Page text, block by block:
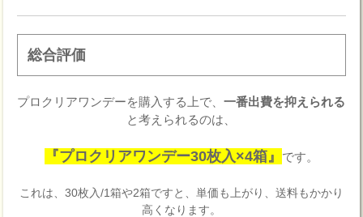
総合評価
プロクリアワンデーを購入する上で、一番出費を抑えられる
と考えられるのは、
『プロクリアワンデー30枚入×4箱』 です。
これは、30枚入/1箱や2箱ですと、単価も上がり、送料もかかり
高くなります。